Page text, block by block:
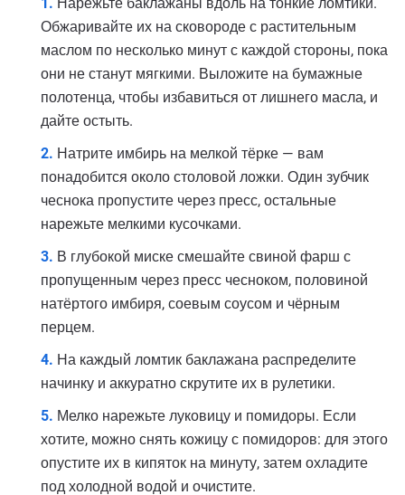
Обжаривайте их на сковороде с растительным
маслом по несколько минут с каждой стороны, пока
они не станут мягкими. Выложите на бумажные
полотенца, чтобы избавиться от лишнего масла, и
дайте остыть.
Натрите имбирь на мелкой тёрке — вам
понадобится около столовой ложки. Один зубчик
чеснока пропустите через пресс, остальные
нарежьте мелкими кусочками.
В глубокой миске смешайте свиной фарш с
пропущенным через пресс чесноком, половиной
натёртого имбиря, соевым соусом и чёрным
перцем.
На каждый ломтик баклажана распределите
начинку и аккуратно скрутите их в рулетики.
Мелко нарежьте луковицу и помидоры. Если
хотите, можно снять кожицу с помидоров: для этого
опустите их в кипяток на минуту, затем охладите
под холодной водой и очистите.